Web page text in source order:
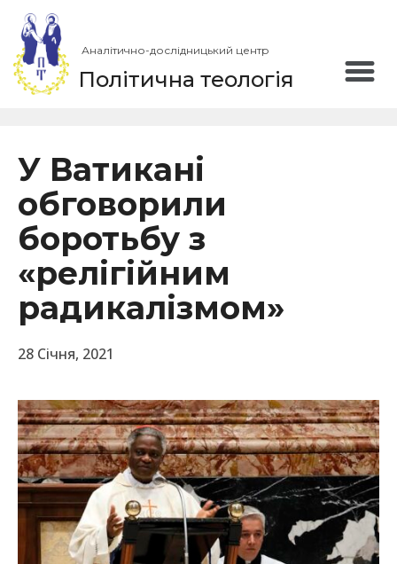
Аналітично-дослідницький центр
Політична теологія
У Ватикані
обговорили
боротьбу з
«релігійним
радикалізмом»
28 Січня, 2021